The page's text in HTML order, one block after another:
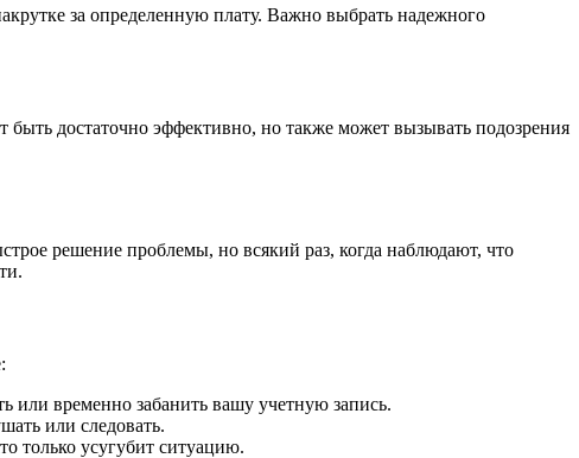
за определенную плату. Важно выбрать надежного
достаточно эффективно, но также может вызывать подозрения
решение проблемы, но всякий раз, когда наблюдают, что
или временно забанить вашу учетную запись.
или следовать.
только усугубит ситуацию.